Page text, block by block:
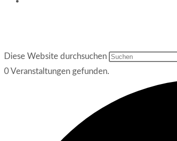
Diese Website durchsuchen
0 Veranstaltungen gefunden.